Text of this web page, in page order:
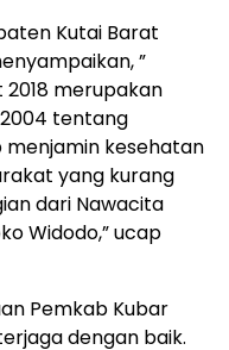
Kutai Barat
”
2018 merupakan
tentang
kesehatan
yang kurang
dari Nawacita
Widodo,” ucap
Pemkab Kubar
dengan baik.